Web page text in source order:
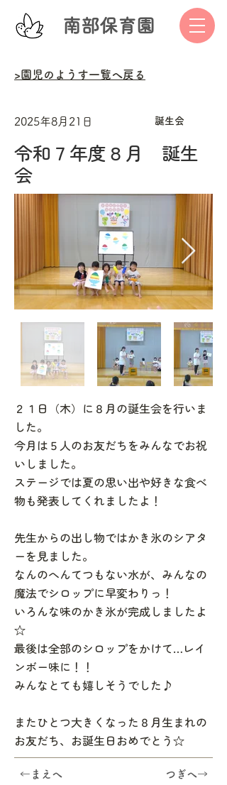
南部保育園
>園児のようす一覧へ戻る
2025年8月21日 誕生会
令和７年度８月 誕生
会
２１日（木）に８月の誕生会を行いま
した。
今月は５人のお友だちをみんなでお祝
いしました。
ステージでは夏の思い出や好きな食べ
物も発表してくれましたよ！
先生からの出し物ではかき氷のシアタ
ーを見ました。
なんのへんてつもない水が、みんなの
魔法でシロップに早変わりっ！
いろんな味のかき氷が完成しましたよ
☆
最後は全部のシロップをかけて…レイ
ンボー味に！！
みんなとても嬉しそうでした♪
またひとつ大きくなった８月生まれの
お友だち、お誕生日おめでとう☆
←まえへ つぎへ→